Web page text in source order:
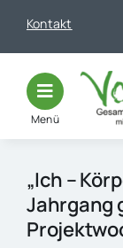
Kontakt
Menü
„Ich –
Jahrgang